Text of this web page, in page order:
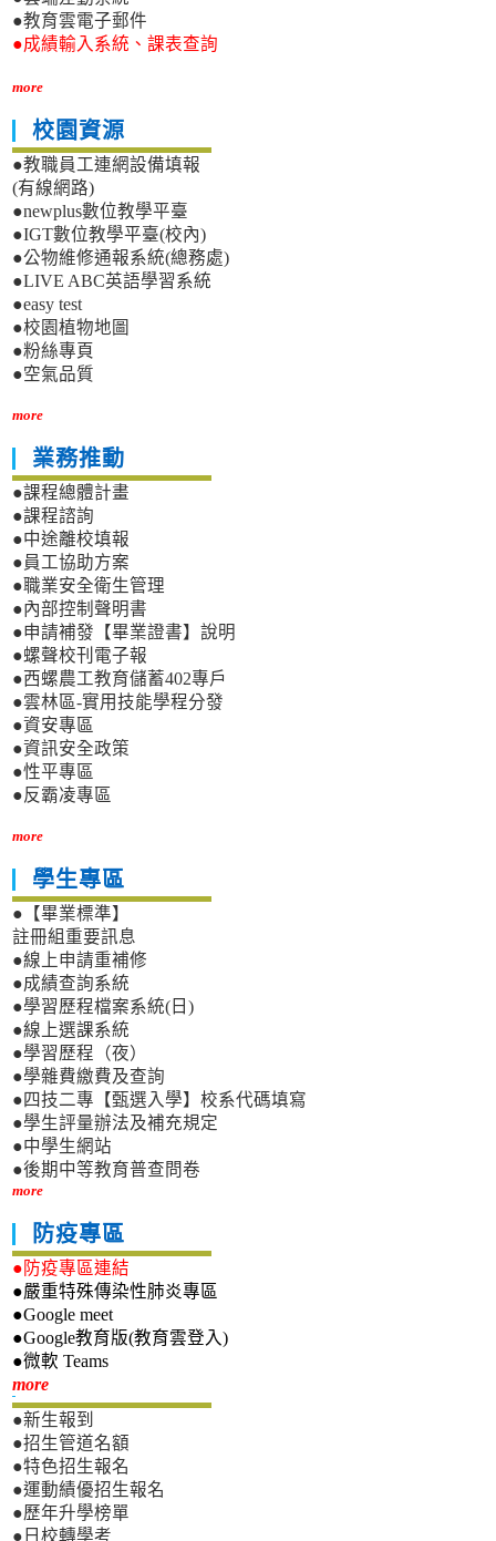
●教育雲電子郵件
●成績輸入系統、課表查詢
more
校園資源
●教職員工連網設備填報
(有線網路)
●newplus數位教學平臺
●IGT數位教學平臺(校內)
●公物維修通報系統(總務處)
●LIVE ABC英語學習系統
●easy test
●校園植物地圖
●粉絲專頁
●空氣品質
more
業務推動
●課程總體計畫
●課程諮詢
●中途離校填報
●員工協助方案
●職業安全衛生管理
●內部控制聲明書
●申請補發【畢業證書】說明
●螺聲校刊電子報
●西螺農工教育儲蓄402專戶
●雲林區-實用技能學程分發
●資安專區
●資訊安全政策
●性平專區
●反霸凌專區
more
學生專區
●【畢業標準】
註冊組重要訊息
●線上申請重補修
●成績查詢系統
●學習歷程檔案系統(日)
●線上選課系統
●學習歷程（夜）
●學雜費繳費及查詢
●四技二專【甄選入學】校系代碼填寫
●學生評量辦法及補充規定
●中學生網站
●後期中等教育普查問卷
more
防疫專區
●防疫專區連結
●嚴重特殊傳染性肺炎專區
●Google meet
●Google教育版(教育雲登入)
●微軟 Teams
more新生專區
●新生報到
●招生管道名額
●特色招生報名
●運動績優招生報名
●歷年升學榜單
●日校轉學考